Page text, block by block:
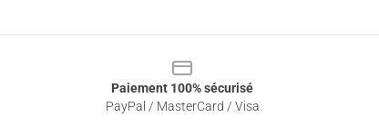
Paiement 100% sécurisé
PayPal / MasterCard / Visa